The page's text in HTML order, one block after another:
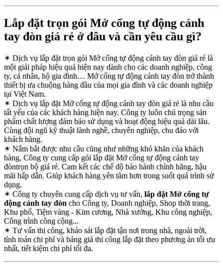
Lắp đặt trọn gói Mở cổng tự động cánh
tay đòn giá rẻ ở đâu và cần yêu cầu gì?
✴ Dịch vụ lắp đặt trọn gói Mở cổng tự động cánh tay đòn giá rẻ là
một giải pháp hiệu quả hiện nay dành cho các doanh nghiệp, công
ty, cá nhân, hộ gia đình… Mở cổng tự động cánh tay đòn trở thành
thiết bị ưa chuộng hàng đầu của mọi gia đình và các doanh nghiệp
tại Việt Nam.
✴ Dịch vụ lắp đặt Mở cổng tự động cánh tay đòn giá rẻ là nhu cầu
tất yếu của các khách hàng hiện nay. Công ty luôn chú trọng sản
phẩm chất lượng đảm bảo sử dụng và hoạt động hiệu quả dài lâu.
Cùng đội ngũ kỹ thuật lành nghề, chuyên nghiệp, chu đáo với
khách hàng.
✴ Nắm bắt được nhu cầu cũng như những khó khăn của khách
hàng, Công ty cung cấp gói lắp đặt Mở cổng tự động cánh tay
đòntrọn bộ giá rẻ. Cam kết các chế độ bảo hành chính hãng, hậu
mãi hấp dẫn. Giúp khách hàng yên tâm hơn trong suốt quá trình sử
dụng.
✴ Công ty chuyên cung cấp dịch vụ tư vấn, lắp đặt Mở cổng tự
động cánh tay đòn cho Công ty, Doanh nghiệp, Shop thời trang,
Khu phố, Tiệm vàng - Kim cương, Nhà xưởng, Khu công nghiệp,
Công trình công cộng...
✴ Tư vấn thi công, khảo sát lắp đặt tận nơi trong nhà, ngoài trời,
tính toán chi phí và bảng giá thi công lắp đặt theo phương án tối ưu
nhất, tiết kiệm chi phí tối đa.